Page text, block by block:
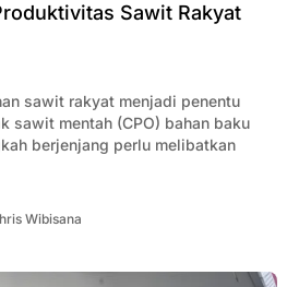
Sawit Rakyat
sawit rakyat menjadi penentu
sawit mentah (CPO) bahan baku
berjenjang perlu melibatkan
Wibisana